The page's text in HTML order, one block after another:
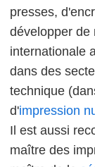
presses,
développer de
internationale
dans des
technique
d'impression
Il est aussi
maître des